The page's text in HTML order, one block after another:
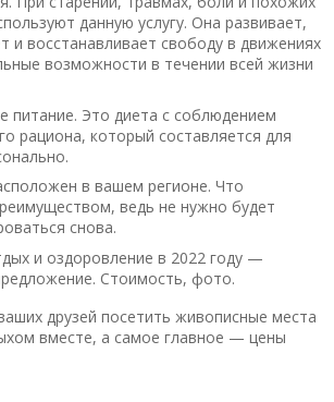
данную услугу. Она развивает,
и восстанавливает свободу в движениях
возможности в течении всей жизни
питание. Это диета с соблюдением
рациона, который составляется для
в вашем регионе. Что
ведь не нужно будет
снова.
и оздоровление в 2022 году —
Стоимость, фото.
друзей посетить живописные места
вместе, а самое главное — цены